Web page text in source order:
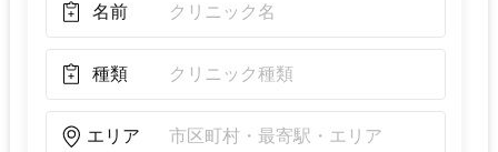
名前
種類
エリア